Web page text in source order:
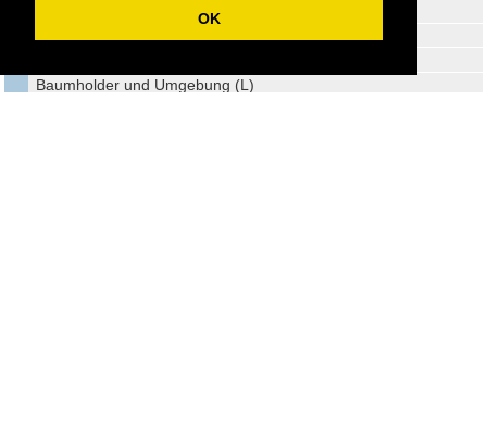
OK
Montabaur und Umgebung (I)
Baumholder und Umgebung (L)